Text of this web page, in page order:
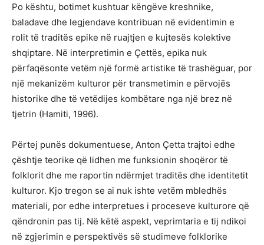
Po kështu, botimet kushtuar këngëve kreshnike,
baladave dhe legjendave kontribuan në evidentimin e
rolit të traditës epike në ruajtjen e kujtesës kolektive
shqiptare. Në interpretimin e Çettës, epika nuk
përfaqësonte vetëm një formë artistike të trashëguar, por
një mekanizëm kulturor për transmetimin e përvojës
historike dhe të vetëdijes kombëtare nga një brez në
tjetrin (Hamiti, 1996).
Përtej punës dokumentuese, Anton Çetta trajtoi edhe
çështje teorike që lidhen me funksionin shoqëror të
folklorit dhe me raportin ndërmjet traditës dhe identitetit
kulturor. Kjo tregon se ai nuk ishte vetëm mbledhës
materiali, por edhe interpretues i proceseve kulturore që
qëndronin pas tij. Në këtë aspekt, veprimtaria e tij ndikoi
në zgjerimin e perspektivës së studimeve folklorike